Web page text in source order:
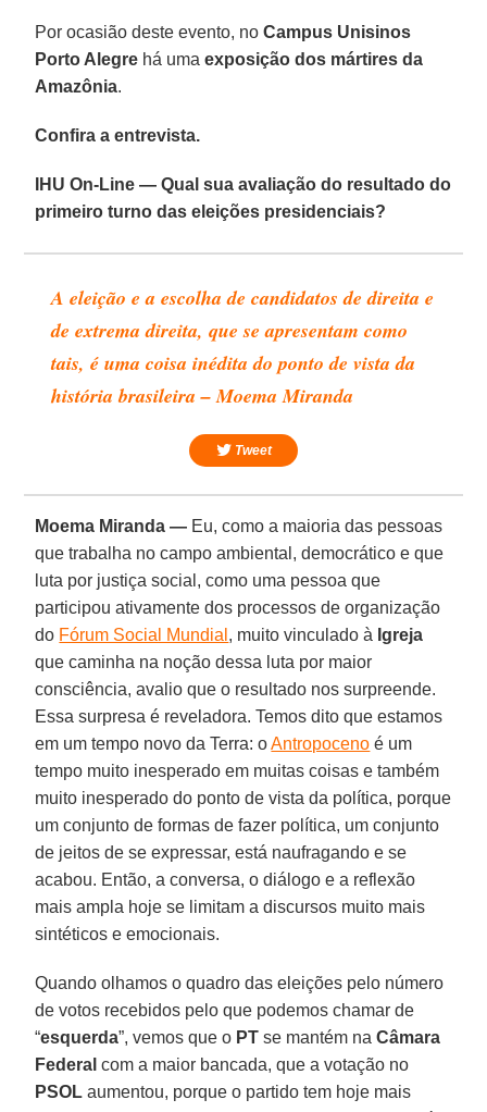
Por ocasião deste evento, noCampus Unisinos
Porto Alegre há umaexposição dos mártires da
Amazônia.
Confira a entrevista.
IHU On-Line — Qual sua avaliação do resultado do
primeiro turno das eleições presidenciais?
A eleição e a escolha de candidatos de direita e
de extrema direita, que se apresentam como
tais, é uma coisa inédita do ponto de vista da
história brasileira – Moema Miranda
Tweet
Moema Miranda — Eu, como a maioria das pessoas
que trabalha no campo ambiental, democrático e que
luta por justiça social, como uma pessoa que
participou ativamente dos processos de organização
do Fórum Social Mundial , muito vinculado à Igreja
que caminha na noção dessa luta por maior
consciência, avalio que o resultado nos surpreende.
Essa surpresa é reveladora. Temos dito que estamos
em um tempo novo da Terra: oAntropoceno é um
tempo muito inesperado em muitas coisas e também
muito inesperado do ponto de vista da política, porque
um conjunto de formas de fazer política, um conjunto
de jeitos de se expressar, está naufragando e se
acabou. Então, a conversa, o diálogo e a reflexão
mais ampla hoje se limitam a discursos muito mais
sintéticos e emocionais.
Quando olhamos o quadro das eleições pelo número
de votos recebidos pelo que podemos chamar de
“esquerda”, vemos que o PT se mantém naCâmara
Federal com a maior bancada, que a votação no
PSOL aumentou, porque o partido tem hoje mais